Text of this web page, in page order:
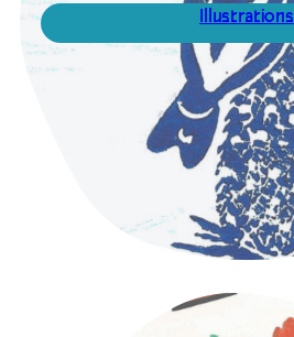
Illustrations